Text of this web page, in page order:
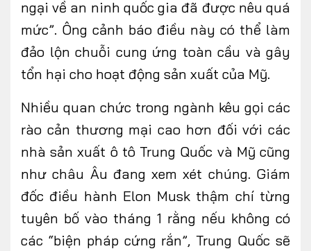
ngại về an ninh quốc gia đã được nêu quá
mức”. Ông cảnh báo điều này có thể làm
đảo lộn chuỗi cung ứng toàn cầu và gây
tổn hại cho hoạt động sản xuất của Mỹ.
Nhiều quan chức trong ngành kêu gọi các
rào cản thương mại cao hơn đối với các
nhà sản xuất ô tô Trung Quốc và Mỹ cũng
như châu Âu đang xem xét chúng. Giám
đốc điều hành Elon Musk thậm chí từng
tuyên bố vào tháng 1 rằng nếu không có
các “biện pháp cứng rắn”, Trung Quốc sẽ